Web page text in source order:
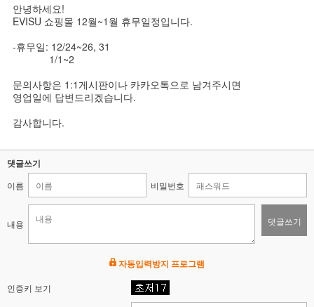
안녕하세요!
EVISU 쇼핑몰 12월~1월 휴무일정입니다.
-휴무일: 12/24~26, 31
1/1~2
문의사항은 1:1게시판이나 카카오톡으로 남겨주시면
영업일에 답변드리겠습니다.
감사합니다.
댓글쓰기
이름 비밀번호
내용 댓글쓰기
자동입력방지 프로그램
인증키 보기